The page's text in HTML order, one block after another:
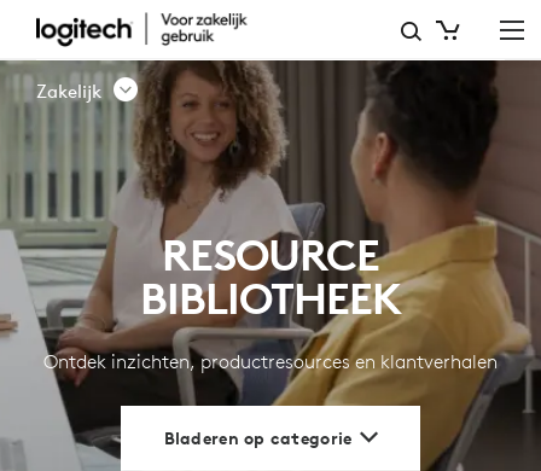
BRONNENBIBLIOTHEEK
LOGITECH
BUSINESS
Zakelijk
RESOURCE
BIBLIOTHEEK
Ontdek inzichten, productresources en klantverhalen
Bladeren op categorie